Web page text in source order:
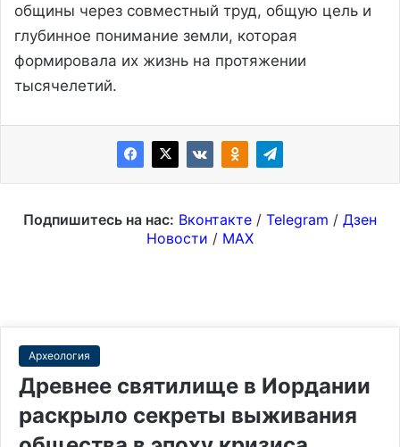
общины через совместный труд, общую цель и
глубинное понимание земли, которая
формировала их жизнь на протяжении
тысячелетий.
Подпишитесь на нас: Вконтакте / Telegram / Дзен
Новости / MAX